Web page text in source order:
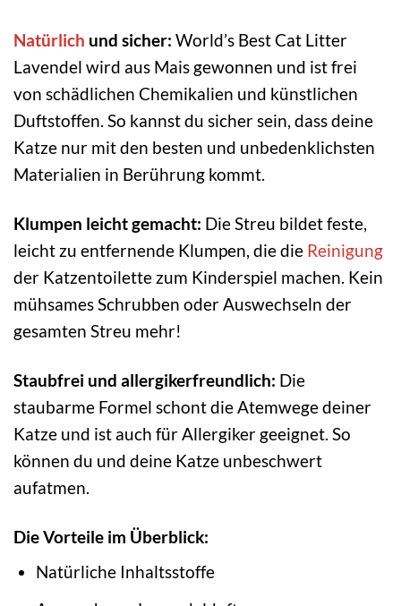
Natürlich und sicher: World’s Best Cat Litter
Lavendel wird aus Mais gewonnen und ist frei
von schädlichen Chemikalien und künstlichen
Duftstoffen. So kannst du sicher sein, dass deine
Katze nur mit den besten und unbedenklichsten
Materialien in Berührung kommt.
Klumpen leicht gemacht: Die Streu bildet feste,
leicht zu entfernende Klumpen, die die Reinigung
der Katzentoilette zum Kinderspiel machen. Kein
mühsames Schrubben oder Auswechseln der
gesamten Streu mehr!
Staubfrei und allergikerfreundlich: Die
staubarme Formel schont die Atemwege deiner
Katze und ist auch für Allergiker geeignet. So
können du und deine Katze unbeschwert
aufatmen.
Die Vorteile im Überblick:
Natürliche Inhaltsstoffe